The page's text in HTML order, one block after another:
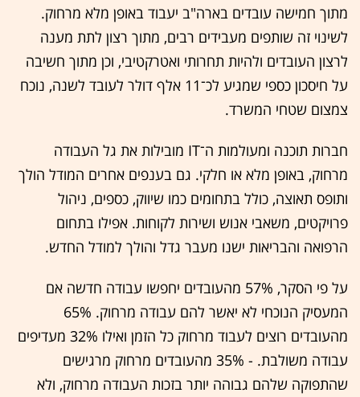
מתוך חמישה עובדים בארה"ב יעבוד באופן מלא מרחוק.
לשינוי זה שותפים מעבידים רבים, מתוך רצון לתת מענה
לרצון העובדים ולהיות תחרותי ואטרקטיבי, וכן מתוך חשיבה
על חיסכון כספי שמגיע לכ־11 אלף דולר לעובד לשנה, נוכח
צמצום שטחי המשרד.
חברות תוכנה ומעולמות ה־IT מובילות את גל העבודה
מרחוק, באופן מלא או חלקי. גם בענפים אחרים המודל הולך
ותופס תאוצה, כולל בתחומים כמו שיווק, כספים, ניהול
פרויקטים, משאבי אנוש ושירות לקוחות. אפילו בתחום
הרפואה והבריאות ישנו מעבר גדל והולך למודל החדש.
על פי הסקר, 57% מהעובדים יחפשו עבודה חדשה אם
המעסיק הנוכחי לא יאשר להם עבודה מרחוק. 65%
מהעובדים רוצים לעבוד מרחוק כל הזמן ואילו 32% מעדיפים
עבודה משולבת. - 35% מהעובדים מרחוק מרגישים
שהתפוקה שלהם גבוהה יותר בזכות העבודה מרחוק, ולא